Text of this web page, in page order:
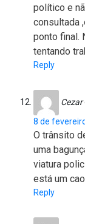
político e
consultada
ponto final.
tentando
Reply
Cezar
8 de
O trânsito
uma
viatura
está um
Reply